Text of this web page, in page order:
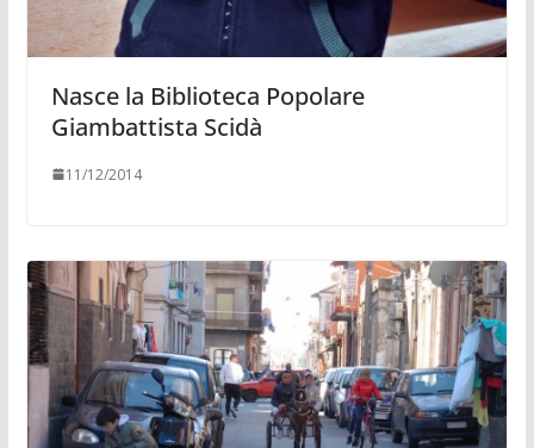
Nasce la Biblioteca Popolare
Giambattista Scidà
11/12/2014